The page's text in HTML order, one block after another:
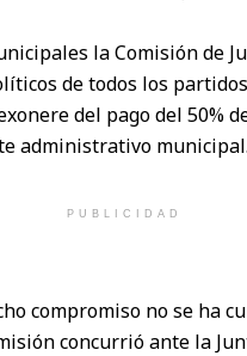
la Comisión de
de todos los
del pago del 50%
administrativo municipal.
PUBLICIDAD
compromiso no se ha
concurrió ante la